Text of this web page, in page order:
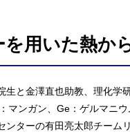
用いた熱か
と金澤直也助教、理化
マンガン、Ge：ゲルマニ
ンターの有田亮太郎チー